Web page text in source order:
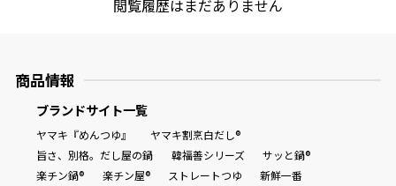
閲覧履歴はまだありません
商品情報
ブランドサイト一覧
ヤマキ『めんつゆ』
ヤマキ割烹白だし®
旨さ、別格。だし屋の鍋
韓福善シリーズ
サッと鍋®
楽チン鍋®
楽チン屋® ストレートつゆ
新鮮一番